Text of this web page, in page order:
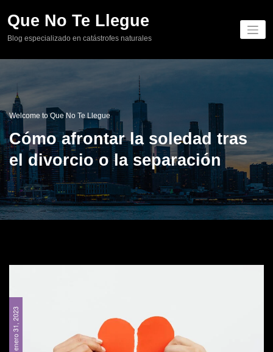
content
Que No Te Llegue
Blog especializado en catástrofes naturales
Welcome to Que No Te Llegue
Cómo afrontar la soledad tras
el divorcio o la separación
enero 31, 2023